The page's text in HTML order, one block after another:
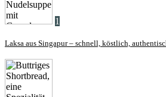
1
Laksa aus Singapur – schnell, köstlich,